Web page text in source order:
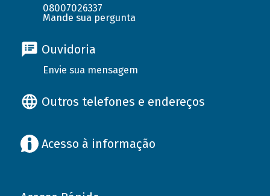
08007026337
Mande sua pergunta
Ouvidoria
Envie sua mensagem
Outros telefones e endereços
Acesso à informação